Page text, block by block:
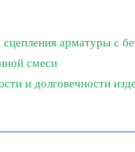
арматуры с
смеси
и долговечности